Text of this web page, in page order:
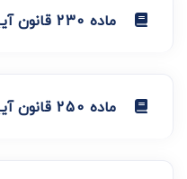
ماده 230 قانون آیین دادرسی کیفری
ماده 250 قانون آیین دادرسی کیفری